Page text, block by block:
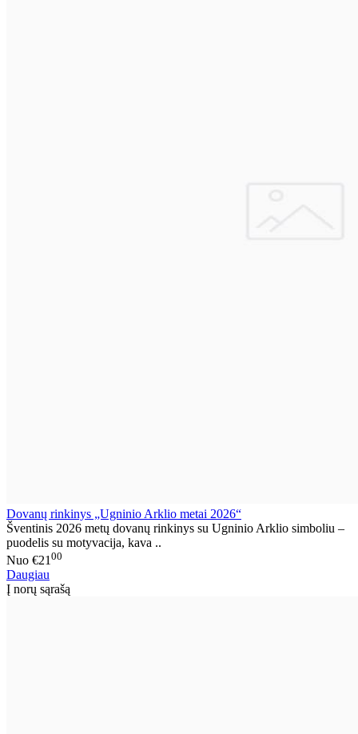
Dovanų rinkinys „Ugninio Arklio metai 2026“
Šventinis 2026 metų dovanų rinkinys su Ugninio Arklio simboliu –
puodelis su motyvacija, kava ..
Nuo €21 00
Daugiau
Į norų sąrašą